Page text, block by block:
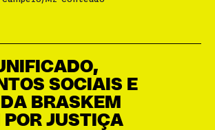
SOCIAIS E
BRASKEM
JUSTIÇA